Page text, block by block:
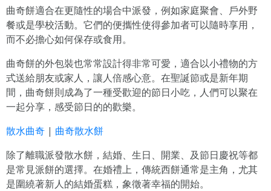
曲奇餅適合在更隨性的場合中派發，例如家庭聚會、戶外野
餐或是學校活動。它們的便攜性使得參加者可以隨時享用，
而不必擔心如何保存或食用。
曲奇餅的外包裝也常常設計得非常可愛，適合以小禮物的方
式送給朋友或家人，讓人倍感心意。在聖誕節或是新年期
間，曲奇餅則成為了一種受歡迎的節日小吃，人們可以聚在
一起分享，感受節日的的歡樂。
散水曲奇 | 曲奇散水餅
除了離職派發散水餅，結婚、生日、開業、及節日慶祝等都
是常見派餅的選擇。在婚禮上，傳統西餅通常是主角，尤其
是圍繞著新人的結婚蛋糕，象徵著幸福的開始。